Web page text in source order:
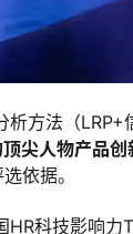
方法（LRP+
尖人物产品创
依据。
科技影响力